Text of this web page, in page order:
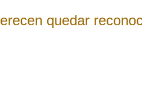
quedar